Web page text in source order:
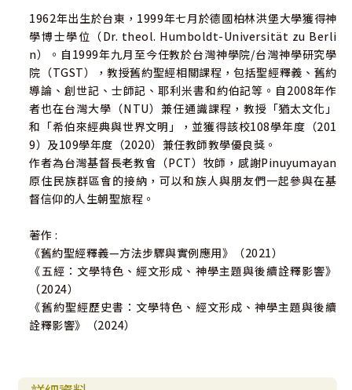
1962年出生於台東，1999年七月於德國柏林洪堡大學獲得神
學博士學位（Dr. theol. Humboldt-Universität zu Berli
n）。自1999年九月至今任教於台灣神學院/台灣神學研究學
院（TGST），教授舊約聖經相關課程，包括聖經釋義、舊約
導論、創世記、士師記、耶利米書和約伯記等。自2008年作
者也在台灣大學（NTU）兼任通識課程，教授「猶太文化」
和「希伯來經典與世界文明」，並獲得該校108學年度（201
9）及109學年度（2020）兼任教師教學優良獎。
作者為台灣基督長老教會（PCT）牧師，感謝Pinuyumayan
原住民族群區會的接納，可以和族人與朋友們一起參與在基
督信仰的人生朝聖旅程。
著作 :
《舊約聖經釋義—方法步驟與實例應用》（2021）
《五經：文學特色、經文形成、神學主題與後續詮釋影響》
（2024）
《舊約聖經歷史書：文學特色、經文形成、神學主題與後續
詮釋影響》（2024）